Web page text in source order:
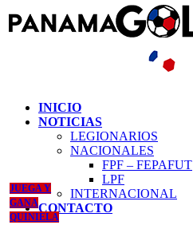
INICIO
NOTICIAS
LEGIONARIOS
NACIONALES
FPF – FEPAFUT
LPF
INTERNACIONAL
CONTACTO
JUEGA Y
GANA
QUINIELA